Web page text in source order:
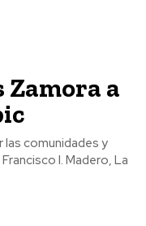
a
comunidades y
I. Madero, La